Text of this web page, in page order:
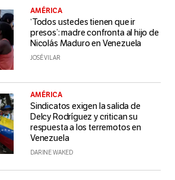
AMÉRICA
‘Todos ustedes tienen que ir
presos’: madre confronta al hijo de
Nicolás Maduro en Venezuela
JOSÉ VILAR
AMÉRICA
Sindicatos exigen la salida de
Delcy Rodríguez y critican su
respuesta a los terremotos en
Venezuela
DARINE WAKED